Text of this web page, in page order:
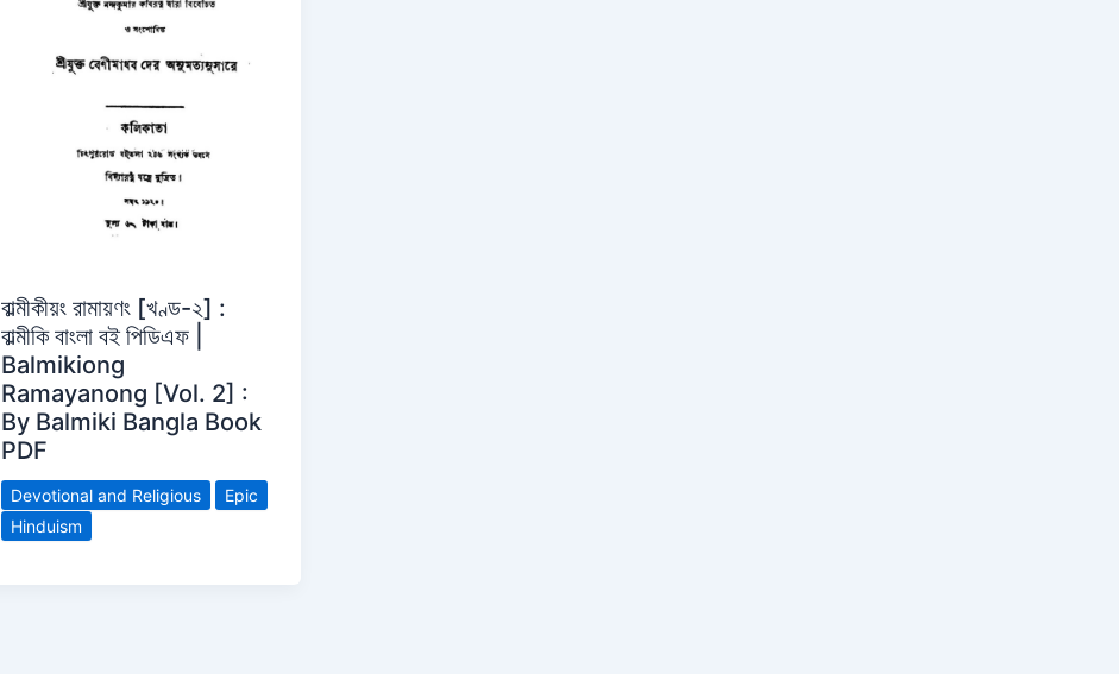
বাল্মীকীয়ং রামায়ণং [খণ্ড-২] :
বাল্মীকি বাংলা বই পিডিএফ |
Balmikiong
Ramayanong [Vol. 2] :
By Balmiki Bangla Book
PDF
Devotional and Religious
Epic
Hinduism